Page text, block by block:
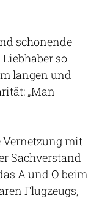
schonende
so
langen und
„Man
Vernetzung mit
Sachverstand
A und O beim
Flugzeugs,